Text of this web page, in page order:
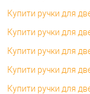
Купити ручки для
Купити ручки для
Купити ручки для
Купити ручки для
Купити ручки для